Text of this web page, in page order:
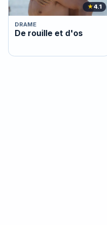
★4.1
DRAME
De rouille et d'os